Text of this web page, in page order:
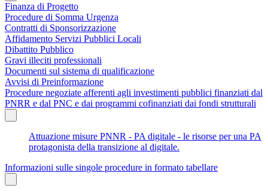
Finanza di Progetto
Procedure di Somma Urgenza
Contratti di Sponsorizzazione
Affidamento Servizi Pubblici Locali
Dibattito Pubblico
Gravi illeciti professionali
Documenti sul sistema di qualificazione
Avvisi di Preinformazione
Procedure negoziate afferenti agli investimenti pubblici finanziati dal
PNRR e dal PNC e dai programmi cofinanziati dai fondi strutturali
Attuazione misure PNNR - PA digitale - le risorse per una PA
protagonista della transizione al digitale.
Informazioni sulle singole procedure in formato tabellare